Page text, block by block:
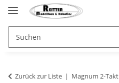
Zurück zur Liste Magnum 2-Takt